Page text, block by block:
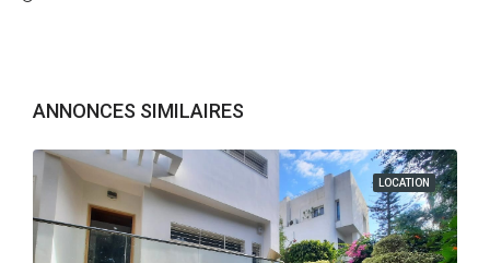
ANNONCES SIMILAIRES
LOCATION